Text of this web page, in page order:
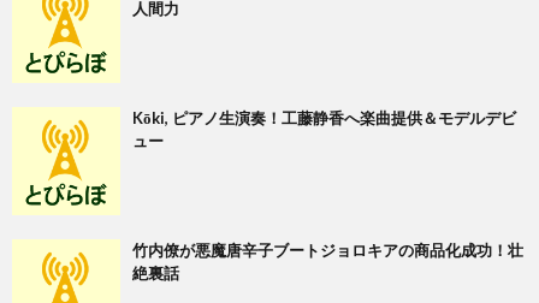
人間力
Kōki, ピアノ生演奏！工藤静香へ楽曲提供＆モデルデビ
ュー
竹内僚が悪魔唐辛子ブートジョロキアの商品化成功！壮
絶裏話